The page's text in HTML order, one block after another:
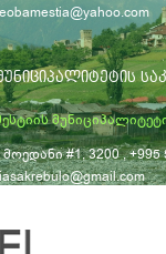
#1, 3200 , +995